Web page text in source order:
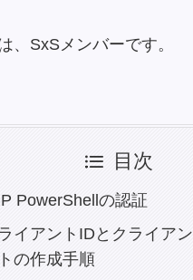
、SxSメンバーです。
目次
PowerShellの認証
イアントIDとクライア
の作成手順